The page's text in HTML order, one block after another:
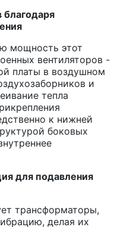
благодаря
мощность этот
вентиляторов -
платы в воздушном
и
тепла
к нижней
боковых
для подавления
трансформаторы,
делая их